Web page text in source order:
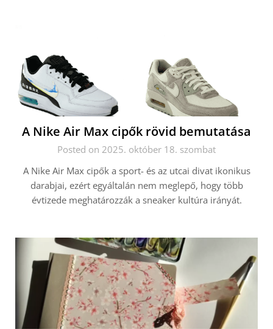
A Nike Air Max cipők rövid bemutatása
Posted on 2025. október 18. szombat
A Nike Air Max cipők a sport- és az utcai divat ikonikus
darabjai, ezért egyáltalán nem meglepő, hogy több
évtizede meghatározzák a sneaker kultúra irányát.